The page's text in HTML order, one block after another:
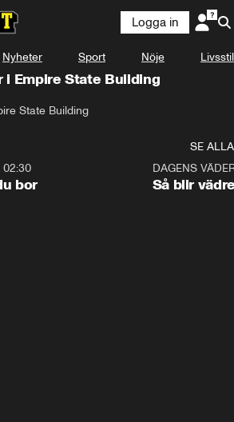
Logga in
Nyheter Sport Nöje Livsstil
i Empire State Building
State Building
SE ALLA
02:30
bor
DAGENS
Så blir